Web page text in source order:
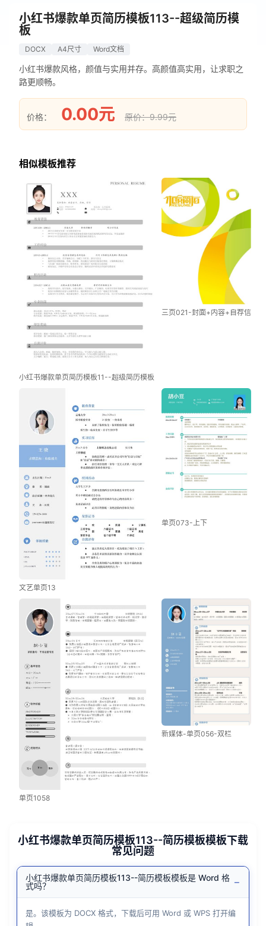
小红书爆款单页简历模板113--超级简历模
板
DOCX A4尺寸 Word文档
小红书爆款风格，颜值与实用并存。高颜值高实用，让求职之
路更顺畅。
价格： 0.00元 原价：9.99元
相似模板推荐
小红书爆款单页简历模板11--超级简历模板
三页021-封面+内容+自荐信
文艺单页13
单页073-上下
单页1058
新媒体-单页056-双栏
小红书爆款单页简历模板113--简历模板模板下载
常见问题
小红书爆款单页简历模板113--简历模板模板是 Word 格
式吗？
−
是。该模板为 DOCX 格式，下载后可用 Word 或 WPS 打开编